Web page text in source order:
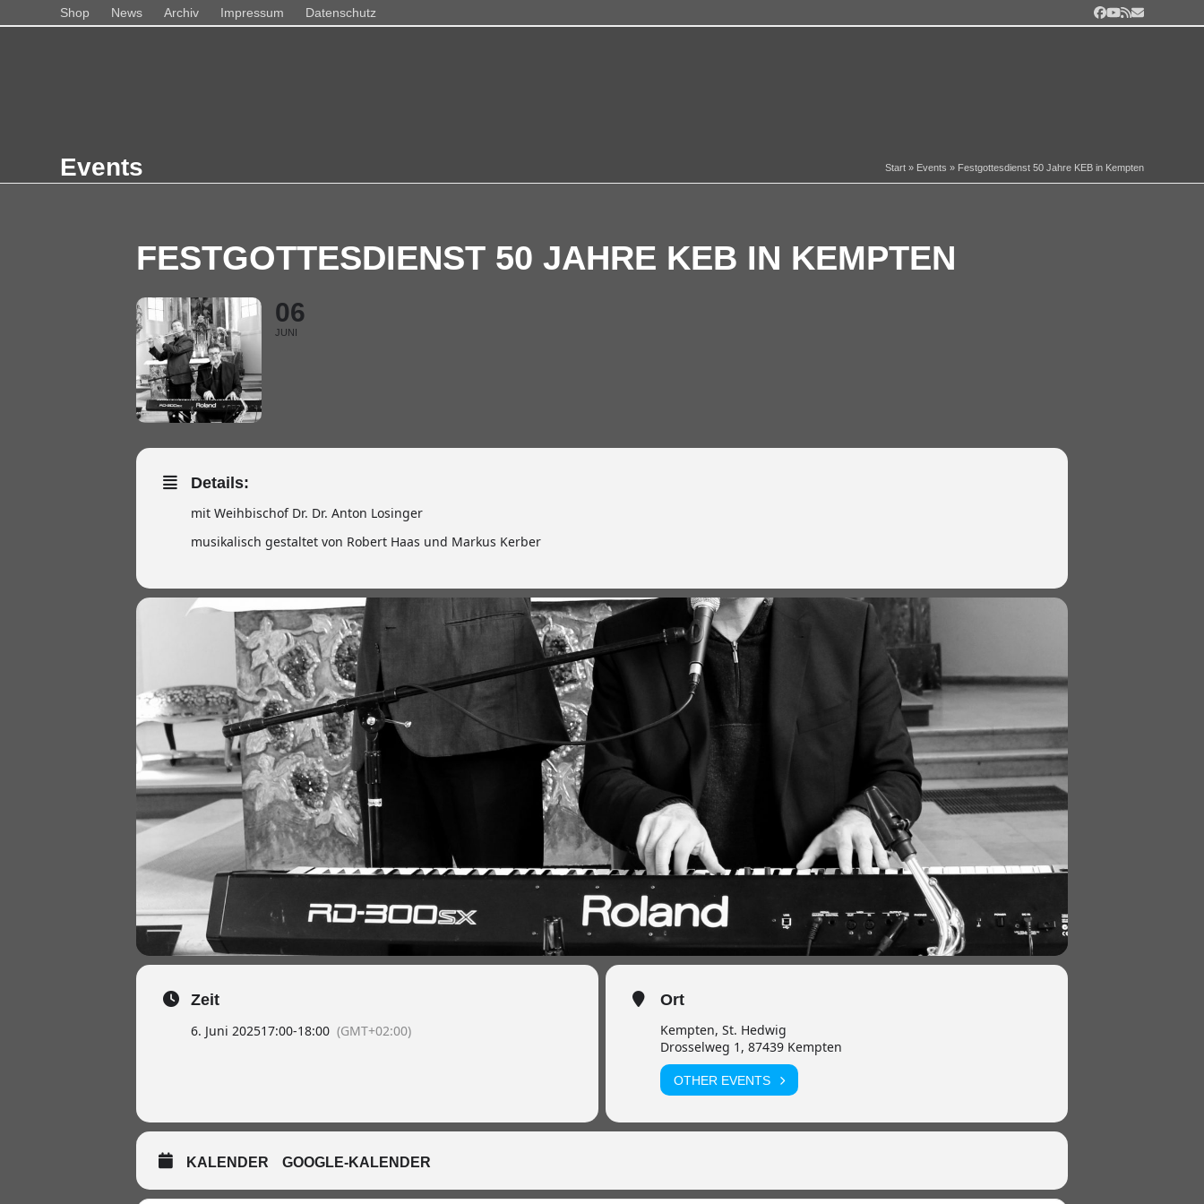
to
Shop News Archiv Impressum Datenschutz Facebook
YouTube
RSS
E-
Mail
Events Start» Events » Festgottesdienst 50 Jahre KEB in Kempten
FESTGOTTESDIENST 50 JAHRE KEB IN KEMPTEN
06
JUNI
Details:
mit Weihbischof Dr. Dr. Anton Losinger
musikalisch gestaltet von Robert Haas und Markus Kerber
Zeit
6. Juni 202517:00-18:00 (GMT+02:00)
Ort
Kempten, St. Hedwig
Drosselweg 1, 87439 Kempten
OTHER EVENTS
KALENDER GOOGLE-KALENDER